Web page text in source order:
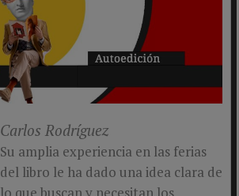
Carlos Rodríguez
Su amplia experiencia en las ferias
del libro le ha dado una idea clara de